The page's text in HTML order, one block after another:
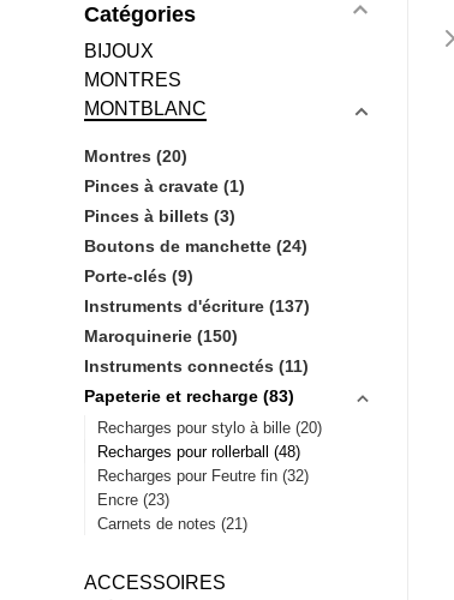
Catégories
BIJOUX
MONTRES
MONTBLANC
Montres (20)
Pinces à cravate (1)
Pinces à billets (3)
Boutons de manchette (24)
Porte-clés (9)
Instruments d'écriture (137)
Maroquinerie (150)
Instruments connectés (11)
Papeterie et recharge (83)
Recharges pour stylo à bille (20)
Recharges pour rollerball (48)
Recharges pour Feutre fin (32)
Encre (23)
Carnets de notes (21)
ACCESSOIRES